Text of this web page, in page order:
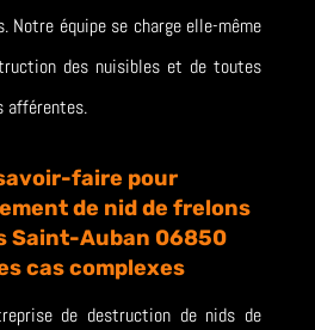
Notre équipe se charge elle-même
des nuisibles et de toutes
afférentes.
faire pour
de nid de frelons
Saint-Auban 06850
cas complexes
de destruction de nids de